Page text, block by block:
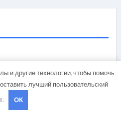
и другие технологии, чтобы помочь
лучший пользовательский
OK